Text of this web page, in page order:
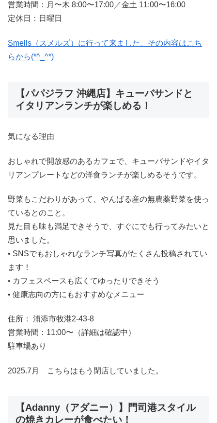
営業時間：月〜木 8:00〜17:00／金土 11:00〜16:00
定休日：日曜日
Smells（スメルズ）に行って来ました。その内容はこち
らから(*^_^*)
【パパジラフ 沖縄店】キューバサンドと
イタリアンランチが楽しめる！
気になる理由
おしゃれで開放感のあるカフェで、キューバサンドやイタ
リアンプレートなどの洋食ランチが楽しめるそうです。
野菜もこだわりがあって、やんばる産の無農薬野菜を使っ
ているとのこと。
見た目も味も満足できそうで、すぐにでも行ってみたいと
思いました。
• SNSでもおしゃれなランチ写真がたくさん投稿されてい
ます！
• カフェスペースも広くてゆったりできそう
• 健康志向の方にもおすすめなメニュー
住所： 浦添市牧港2-43-8
営業時間：11:00〜（詳細は確認中）
駐車場あり
2025.7月 こちらはもう閉店していました。
【Adanny（アダニー）】門司港スタイル
の焼きカレーが食べたい！